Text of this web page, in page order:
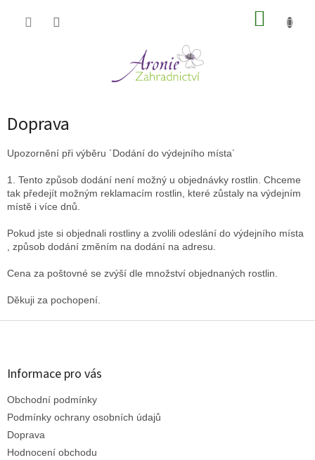
Doprava
Upozornění při výběru ´Dodání do výdejního místa´
1. Tento způsob dodání není možný u objednávky rostlin. Chceme
tak předejít možným reklamacím rostlin, které zůstaly na výdejním
místě i více dnů.
Pokud jste si objednali rostliny a zvolili odeslání do výdejního místa
, způsob dodání změním na dodání na adresu.
Cena za poštovné se zvýší dle množství objednaných rostlin.
Děkuji za pochopení.
Z
Informace pro vás
Obchodní podmínky
Podmínky ochrany osobních údajů
Doprava
Hodnocení obchodu